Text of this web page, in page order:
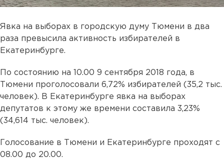
Явка на выборах в городскую думу Тюмени в два
раза превысила активность избирателей в
Екатеринбурге.
По состоянию на 10.00 9 сентября 2018 года, в
Тюмени проголосовали 6,72% избирателей (35,2 тыс.
человек). В Екатеринбурге явка на выборах
депутатов к этому же времени составила 3,23%
(34,614 тыс. человек).
Голосование в Тюмени и Екатеринбурге проходят с
08.00 до 20.00.